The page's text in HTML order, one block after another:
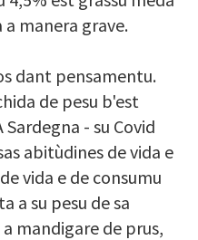
a manera grave.
dant pensamentu.
de pesu b'est
- su Covid
abitùdines de vida e
vida e de consumu
a su pesu de sa
mandigare de prus,